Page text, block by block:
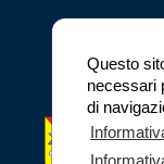
Questo
necessari
di